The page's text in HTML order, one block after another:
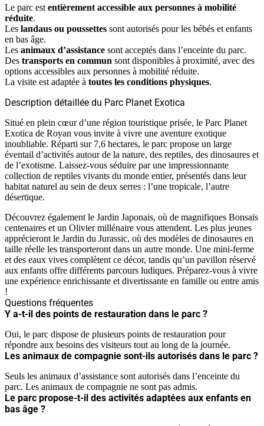
Le parc est entièrement accessible aux personnes à mobilité
réduite.
Les landaus ou poussettes sont autorisés pour les bébés et enfants
en bas âge.
Les animaux d’assistance sont acceptés dans l’enceinte du parc.
Des transports en commun sont disponibles à proximité, avec des
options accessibles aux personnes à mobilité réduite.
La visite est adaptée à toutes les conditions physiques.
Description détaillée du Parc Planet Exotica
Situé en plein cœur d’une région touristique prisée, le Parc Planet
Exotica de Royan vous invite à vivre une aventure exotique
inoubliable. Réparti sur 7,6 hectares, le parc propose un large
éventail d’activités autour de la nature, des reptiles, des dinosaures et
de l’exotisme. Laissez-vous séduire par une impressionnante
collection de reptiles vivants du monde entier, présentés dans leur
habitat naturel au sein de deux serres : l’une tropicale, l’autre
désertique.
Découvrez également le Jardin Japonais, où de magnifiques Bonsaïs
centenaires et un Olivier millénaire vous attendent. Les plus jeunes
apprécieront le Jardin du Jurassic, où des modèles de dinosaures en
taille réelle les transporteront dans un autre monde. Une mini-ferme
et des eaux vives complètent ce décor, tandis qu’un pavillon réservé
aux enfants offre différents parcours ludiques. Préparez-vous à vivre
une expérience enrichissante et divertissante en famille ou entre amis
!
Questions fréquentes
Y a-t-il des points de restauration dans le parc ?
Oui, le parc dispose de plusieurs points de restauration pour
répondre aux besoins des visiteurs tout au long de la journée.
Les animaux de compagnie sont-ils autorisés dans le parc ?
Seuls les animaux d’assistance sont autorisés dans l’enceinte du
parc. Les animaux de compagnie ne sont pas admis.
Le parc propose-t-il des activités adaptées aux enfants en
bas âge ?